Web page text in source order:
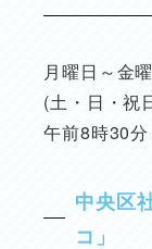
月曜日～金
(土・日・祝
午前8時30
中央区
コ」